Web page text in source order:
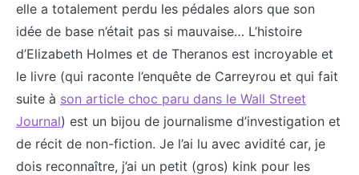
elle a totalement perdu les pédales alors que son
idée de base n’était pas si mauvaise… L’histoire
d’Elizabeth Holmes et de Theranos est incroyable et
le livre (qui raconte l’enquête de Carreyrou et qui fait
suite à son article choc paru dans le Wall Street
Journal) est un bijou de journalisme d’investigation et
de récit de non-fiction. Je l’ai lu avec avidité car, je
dois reconnaître, j’ai un petit (gros) kink pour les